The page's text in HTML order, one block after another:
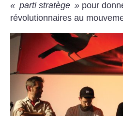
« parti stratège » pour
révolutionnaires au